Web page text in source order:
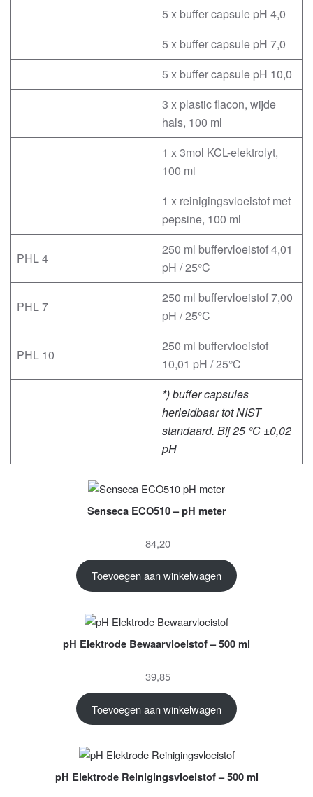
5 x buffer capsule pH 4,0
5 x buffer capsule pH 7,0
5 x buffer capsule pH 10,0
3 x plastic flacon, wijde
hals, 100 ml
1 x 3mol KCL-elektrolyt,
100 ml
1 x reinigingsvloeistof met
pepsine, 100 ml
PHL 4
250 ml buffervloeistof 4,01
pH / 25°C
PHL 7
250 ml buffervloeistof 7,00
pH / 25°C
PHL 10
250 ml buffervloeistof
10,01 pH / 25°C
*) buffer capsules
herleidbaar tot NIST
standaard. Bij 25 °C ±0,02
pH
Senseca ECO510 – pH meter
84,20
Toevoegen aan winkelwagen
pH Elektrode Bewaarvloeistof – 500 ml
39,85
Toevoegen aan winkelwagen
pH Elektrode Reinigingsvloeistof – 500 ml